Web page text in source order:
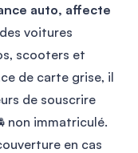
auto, affecte
des voitures
scooters et
de carte grise, il
de souscrire
non immatriculé.
en cas